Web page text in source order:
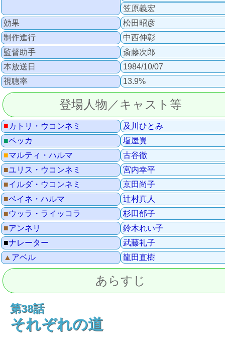
笠原義宏
効果
松田昭彦
制作進行
中西伸彰
監督助手
斎藤次郎
本放送日
1984/10/07
視聴率
13.9%
登場人物／キャスト等
■カトリ・ウコンネミ
及川ひとみ
■ペッカ
塩屋翼
■マルティ・ハルマ
古谷徹
■ユリス・ウコンネミ
宮内幸平
■イルダ・ウコンネミ
京田尚子
■ベイネ・ハルマ
辻村真人
■ウッラ・ライッコラ
杉田郁子
■アンネリ
鈴木れい子
■ナレーター
武藤礼子
▲ アベル 龍田直樹
あらすじ
第38話
それぞれの道